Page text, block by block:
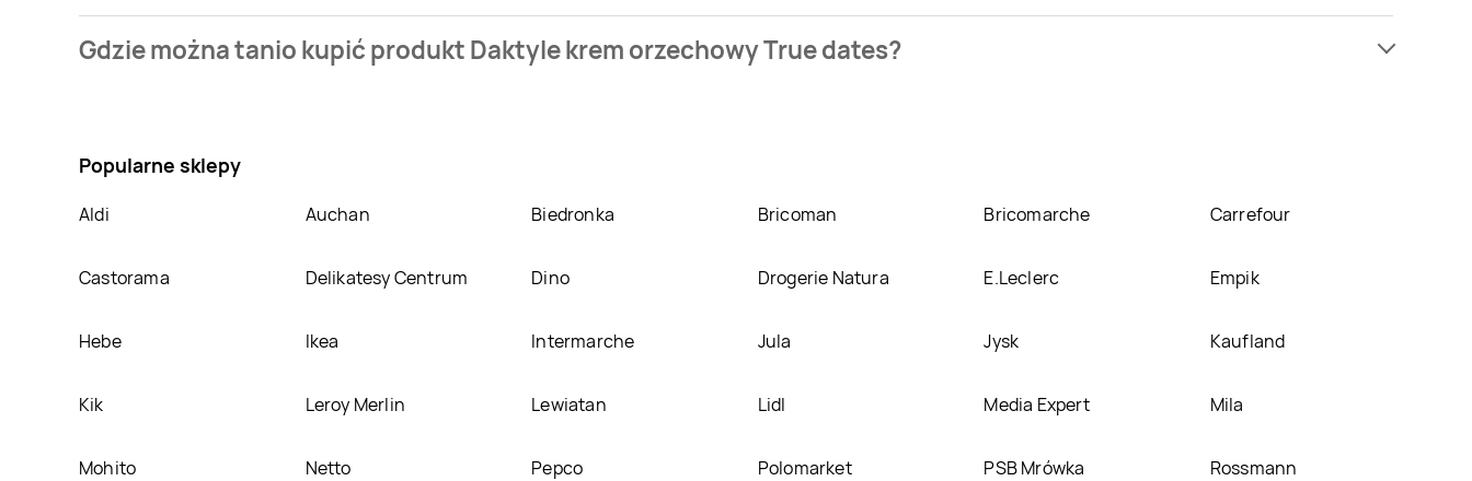
orzechowy True dates kosztuje od 8,95 zł.
Gdzie można tanio kupić produkt Daktyle krem orzechowy True dates?
Popularne sklepy
Aldi Auchan Biedronka Bricoman Bricomarche Carrefour
Castorama Delikatesy Centrum Dino Drogerie Natura E.Leclerc Empik
Hebe Ikea Intermarche Jula Jysk Kaufland
Kik Leroy Merlin Lewiatan Lidl Media Expert Mila
Mohito Netto Pepco Polomarket PSB Mrówka Rossmann